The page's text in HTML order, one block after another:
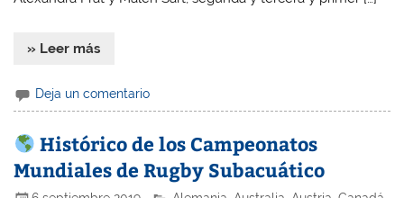
» Leer más
Deja un comentario
Histórico de los Campeonatos
Mundiales de Rugby Subacuático